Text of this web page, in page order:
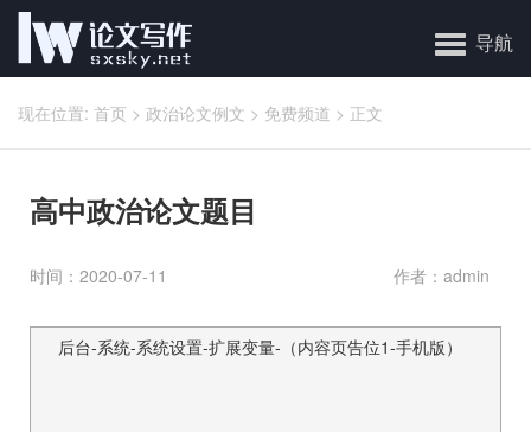
✕
导航
现在位置: 首页 > 政治论文例文 > 免费频道 > 正文
高中政治论文题目
时间：2020-07-11 作者：admin
后台-系统-系统设置-扩展变量-（内容页告位1-手机版）